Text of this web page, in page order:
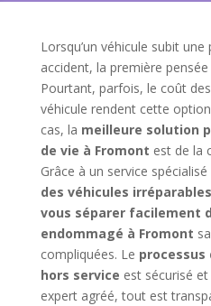
Lorsqu’un véhicule subit
accident, la première
Pourtant, parfois, le coût
véhicule rendent cette
cas, la meilleure solution
de vie à Fromont est de la
Grâce à un service spécialisé
des véhicules
vous séparer facilement
endommagé à Fromont
compliquées. Le
hors service est sécurisé
expert agréé, tout est